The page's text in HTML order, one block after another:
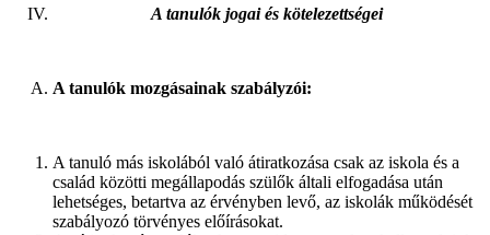
A tanulók jogai és kötelezettségei
A tanulók mozgásainak szabályzói:
A tanuló más iskolából való átiratkozása csak az iskola és a
család közötti megállapodás szülők általi elfogadása után
lehetséges, betartva az érvényben levő, az iskolák működését
szabályozó törvényes előírásokat.